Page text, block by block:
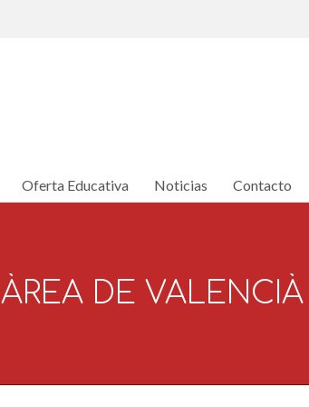
Oferta Educativa Noticias Contacto
DE VALENCIÀ